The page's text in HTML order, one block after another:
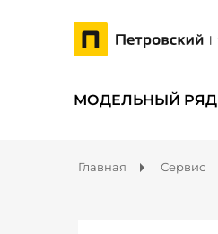
МОДЕЛЬНЫЙ РЯД
Главная Сервис